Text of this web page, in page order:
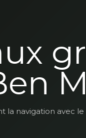
la navigation avec